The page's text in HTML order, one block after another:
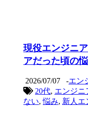
現役エンジニ
アだった頃の
2026/07/07 -エン
20代, エンジニ
ない,悩み, 新人エ